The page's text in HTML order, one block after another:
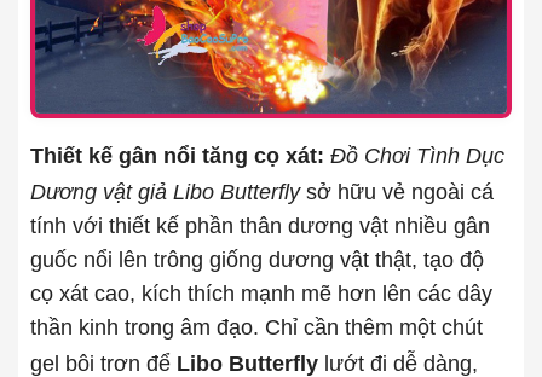
Thiết kế gân nổi tăng cọ xát: Đồ Chơi Tình Dục
Dương vật giả Libo Butterflysở hữu vẻ ngoài cá
tính với thiết kế phần thân dương vật nhiều gân
guốc nổi lên trông giống dương vật thật, tạo độ
cọ xát cao, kích thích mạnh mẽ hơn lên các dây
thần kinh trong âm đạo. Chỉ cần thêm một chút
gel bôi trơn để Libo Butterfly lướt đi dễ dàng,